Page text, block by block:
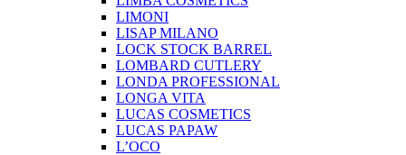
LIMONI
LISAP MILANO
LOCK STOCK BARREL
LOMBARD CUTLERY
LONDA PROFESSIONAL
LONGA VITA
LUCAS COSMETICS
LUCAS PAPAW
L’OCO